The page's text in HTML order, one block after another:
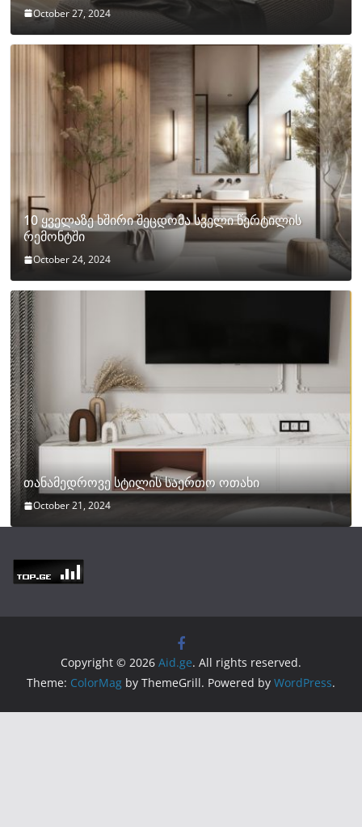
October 27, 2024
10 ყველაზე ხშირი შეცდომა სველი წერტილის
რემონტში
October 24, 2024
თანამედროვე სტილის საერთო ოთახი
October 21, 2024
Copyright © 2026 Aid.ge. All rights reserved.
Theme: ColorMag by ThemeGrill. Powered by WordPress.